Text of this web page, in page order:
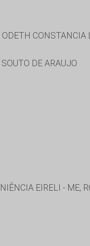
DE ARAUJO
EIRELI - ME,